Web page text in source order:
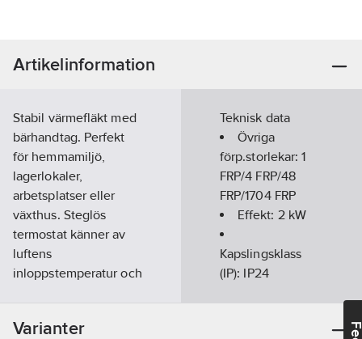
Artikelinformation
Stabil värmefläkt med
bärhandtag. Perfekt
för hemmamiljö,
lagerlokaler,
arbetsplatser eller
växthus. Steglös
termostat känner av
luftens
inloppstemperatur och
Hölje i stålplåt.
Teknisk data
Övriga
förp.storlekar:1
FRP/4 FRP/48
FRP/1704 FRP
Effekt: 2kW
Kapslingsklass
(IP): IP24
Varianter